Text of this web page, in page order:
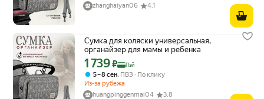
zhanghaiyan06
4.1
Сумка для коляски универсальная,
органайзер для мамы и ребенка
Цена с картой Яндекс Пэй 1739 ₽ вместо
1 739₽ Пэй
5 – 8 сен, ПВЗ
По клику
Из-за рубежа
huangpinggenmai04
3.8